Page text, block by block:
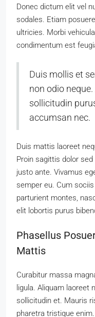
Donec dictum elit vel
sodales. Etiam
ultricies. Morbi
condimentum est
Duis mollis et
non odio
sollicitudin
accumsan nec.
Duis mattis laoreet
Proin sagittis dolor
justo ante. Vivamus
semper eu. Cum
parturient montes,
elit lobortis purus
Phasellus
Mattis
Curabitur massa
ligula. Aliquam laoreet
sollicitudin et. Mauris
pharetra tristique enim.